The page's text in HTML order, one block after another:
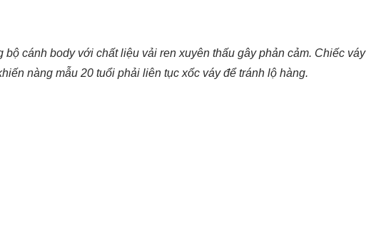
cánh body với chất liệu vải ren xuyên thấu gây phản cảm. Chiếc váy
nàng mẫu 20 tuổi phải liên tục xốc váy để tránh lộ hàng.